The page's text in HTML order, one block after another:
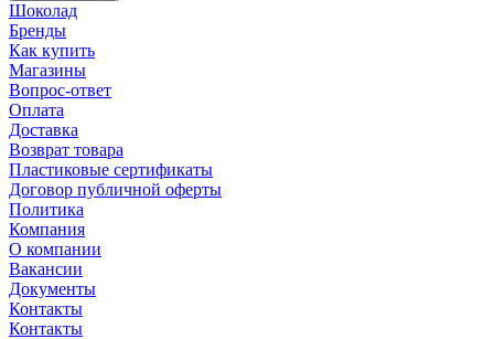
Шоколад
Бренды
Как купить
Магазины
Вопрос-ответ
Оплата
Доставка
Возврат товара
Пластиковые сертификаты
Договор публичной оферты
Политика
Компания
О компании
Вакансии
Документы
Контакты
Контакты